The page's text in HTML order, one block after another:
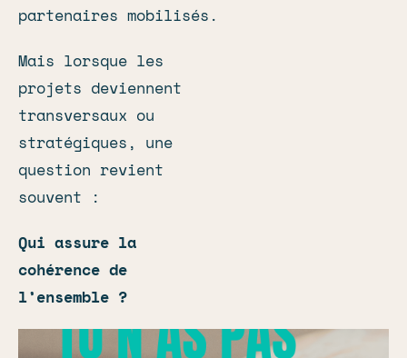
partenaires mobilisés.
Mais lorsque les
projets deviennent
transversaux ou
stratégiques, une
question revient
souvent :
Qui assure la
cohérence de
l’ensemble ?